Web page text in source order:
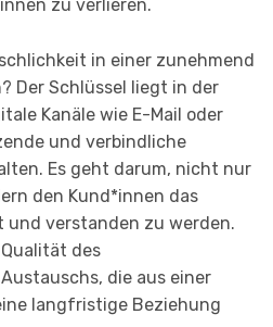
zu verlieren.
in einer zunehmend
Der Schlüssel liegt in der
Kanäle wie E-Mail oder
und verbindliche
Es geht darum, nicht nur
den Kund*innen das
und verstanden zu werden.
des
die aus einer
langfristige Beziehung